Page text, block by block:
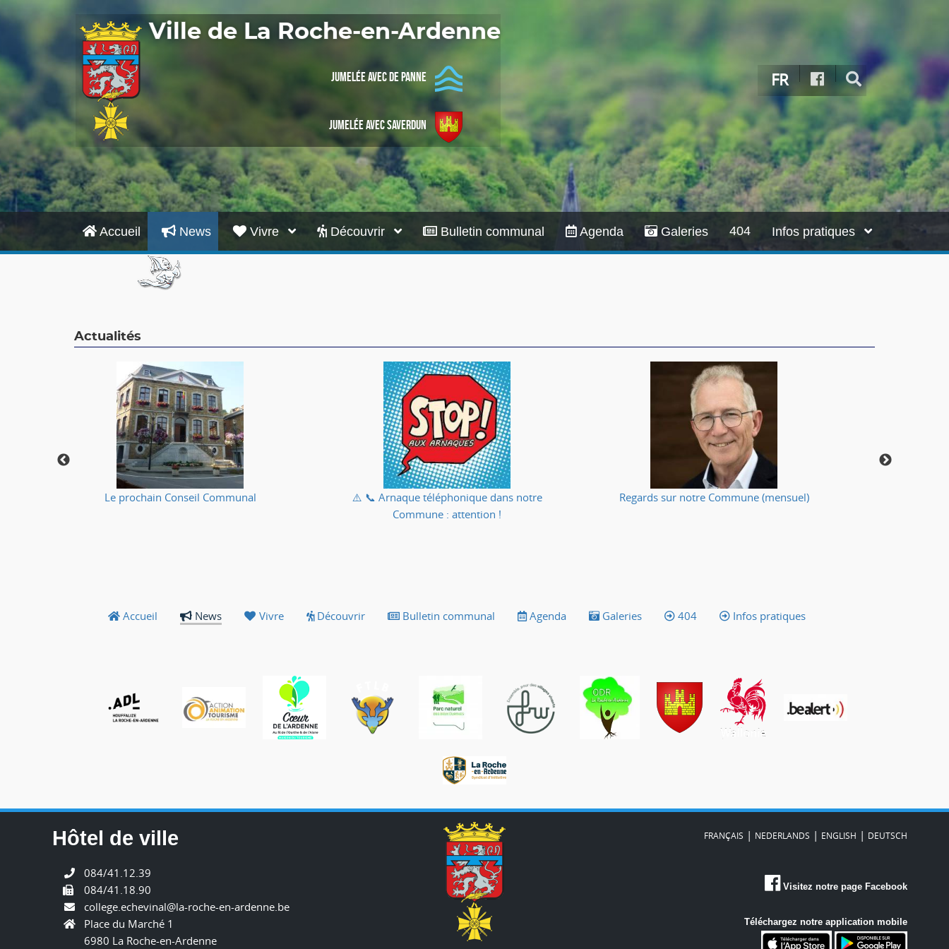
Ville de La Roche-en-Ardenne
Jumelée avec De Panne
Jumelée avec Saverdun
FR
Accueil News Vivre Découvrir Bulletin communal Agenda Galeries 404 Infos pratiques
Actualités
Le prochain Conseil Communal
⚠️ 📞 Arnaque téléphonique dans notre
Commune : attention !
Regards sur notre Commune (mensuel)
Accueil News Vivre Découvrir Bulletin communal Agenda Galeries 404 Infos pratiques
Hôtel de ville
084/41.12.39
084/41.18.90
college.echevinal@la-roche-en-ardenne.be
Place du Marché 1
6980 La Roche-en-Ardenne
FRANÇAIS | NEDERLANDS | ENGLISH | DEUTSCH
Visitez notre page Facebook
Téléchargez notre application mobile